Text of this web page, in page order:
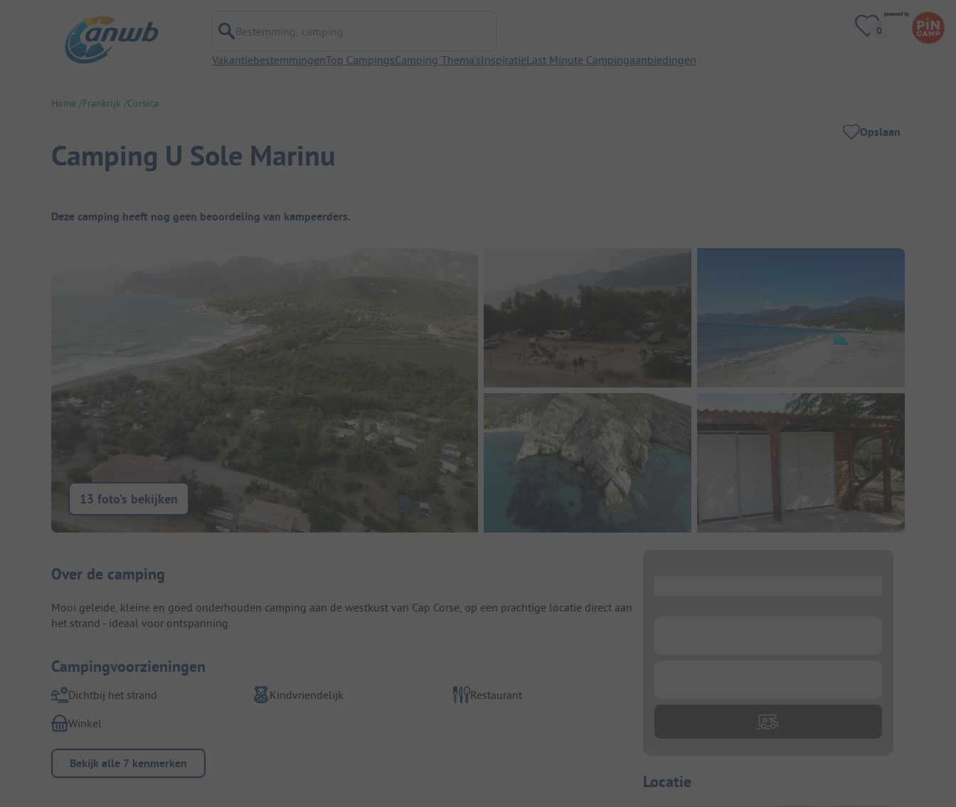
Bestemming, camping
VakantiebestemmingenTop CampingsCamping Thema'sInspiratieLast Minute Campingaanbiedingen
Home Frankrijk Corsica
Camping U Sole Marinu
Opslaan
Camping overzicht
Deze camping heeft nog geen beoordeling van kampeerders.
13 foto’s bekijken
Camping introductie
Over de camping
Mooi geleide, kleine en goed onderhouden camping aan de westkust van Cap Corse, op een prachtige locatie direct aan
het strand - ideaal voor ontspanning.
Campingvoorzieningen
Dichtbij het strand Kindvriendelijk
Restaurant
Winkel
Bekijk alle 7 kenmerken
Locatie